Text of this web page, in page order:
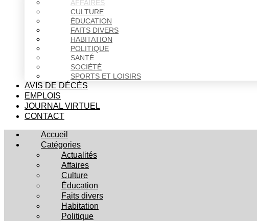
AFFAIRES
CULTURE
ÉDUCATION
FAITS DIVERS
HABITATION
POLITIQUE
SANTÉ
SOCIÉTÉ
SPORTS ET LOISIRS
AVIS DE DÉCÈS
EMPLOIS
JOURNAL VIRTUEL
CONTACT
Accueil
Catégories
Actualités
Affaires
Culture
Éducation
Faits divers
Habitation
Politique